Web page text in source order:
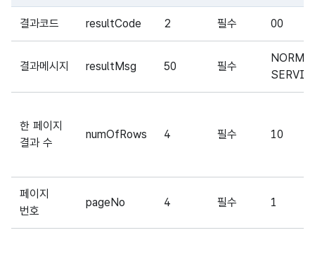
해당 오픈API의 출력결과(Response Element) 항목에 대한
결과코드 resultCode 2 필수 00
결과메시지 resultMsg 50 필수
한 페이지
결과 수
numOfRows 4 필수 10
페이지
번호
pageNo 4 필수 1